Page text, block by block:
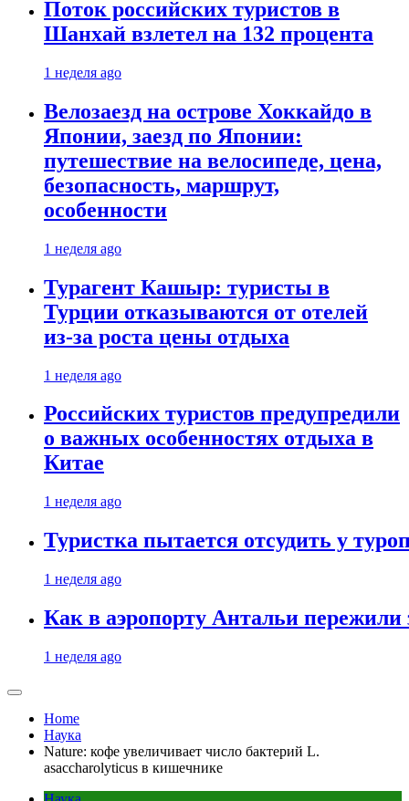
Поток российских туристов в
Шанхай взлетел на 132 процента
1 неделя ago
Велозаезд на острове Хоккайдо в
Японии, заезд по Японии:
путешествие на велосипеде, цена,
безопасность, маршрут,
особенности
1 неделя ago
Турагент Кашыр: туристы в
Турции отказываются от отелей
из-за роста цены отдыха
1 неделя ago
Российских туристов предупредили
о важных особенностях отдыха в
Китае
1 неделя ago
Туристка пытается отсудить у
1 неделя ago
Как в аэропорту Антальи
1 неделя ago
Home
Наука
Nature: кофе увеличивает число бактерий L.
asaccharolyticus в кишечнике